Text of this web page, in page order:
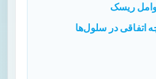
ریسک
اتفاقی در سلول‌ها